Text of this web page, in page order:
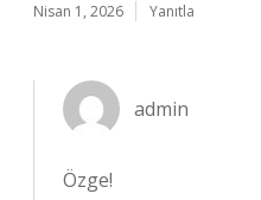
Nisan 1, 2026 Yanıtla
admin
Özge!